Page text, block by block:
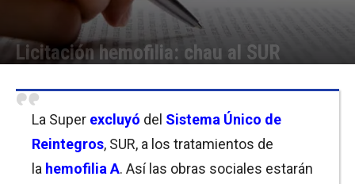
Licitación hemofilia: chau al SUR
La Super excluyó del Sistema Único de
Reintegros, SUR, a los tratamientos de
la hemofilia A. Así las obras sociales estarán